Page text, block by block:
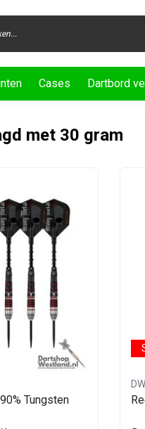
Cases Dartbord
met 30 gram
Tungsten